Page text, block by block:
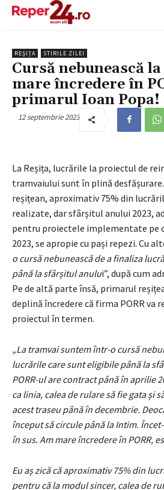
REȘIȚA STIRILE ZILEI
Cursă nebunească
mare încredere în
primarul Ioan Popa!
12 septembrie 2023
La Reșița, lucrările la proiectul de
tramvaiului sunt în plină
reșițean, aproximativ 75% din
realizate, dar sfârșitul anului 2023,
pentru proiectele implementate pe
2023, se apropie cu pași repezi. Cu
o cursă nebunească de a finaliza
până la sfârșitul anului”, după cum
Pe de altă parte însă, primarul
deplină încredere că firma PORR va
proiectul în termen.
„La tramvai suntem într-o cursă
lucrările care sunt eligibile până la
PORR-ul are contract până în aprilie
ca linia, calea de rulare să fie gata și
acest traseu până în decembrie.
început să circule până la Intim.
în sus. Am mare încredere în PORR,
Eu aș zică că aproximativ 75% din
pentru că la modul sincer, calea de